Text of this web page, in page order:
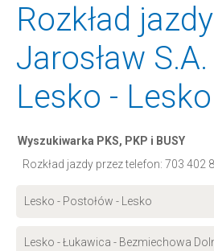
Rozkład
Jarosław
Lesko - Lesko
Wyszukiwarka PKS, PKP i BUSY
Rozkład jazdy przez telefon: 703 402
Lesko - Postołów - Lesko
Lesko - Łukawica - Bezmiechowa